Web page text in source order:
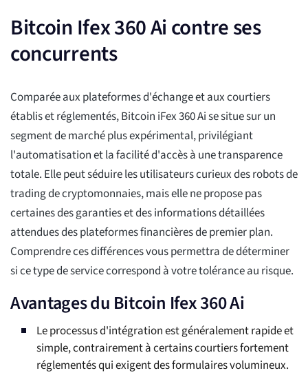
Bitcoin Ifex 360 Ai contre ses
concurrents
Comparée aux plateformes d'échange et aux courtiers
établis et réglementés, Bitcoin iFex 360 Ai se situe sur un
segment de marché plus expérimental, privilégiant
l'automatisation et la facilité d'accès à une transparence
totale. Elle peut séduire les utilisateurs curieux des robots de
trading de cryptomonnaies, mais elle ne propose pas
certaines des garanties et des informations détaillées
attendues des plateformes financières de premier plan.
Comprendre ces différences vous permettra de déterminer
si ce type de service correspond à votre tolérance au risque.
Avantages du Bitcoin Ifex 360 Ai
Le processus d'intégration est généralement rapide et
simple, contrairement à certains courtiers fortement
réglementés qui exigent des formulaires volumineux.